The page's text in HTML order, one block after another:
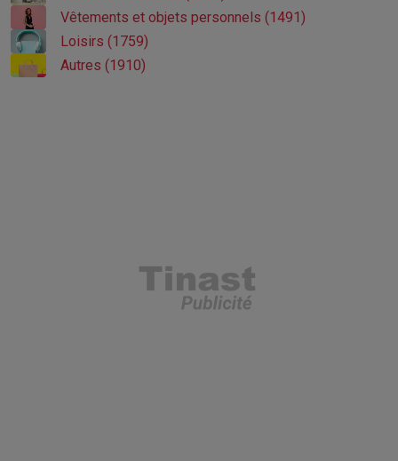
Vêtements et objets personnels (1491)
Loisirs (1759)
Autres (1910)